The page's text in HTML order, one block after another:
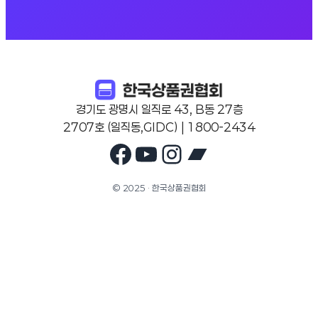
경기도 광명시 일직로 43, B동 27층
2707호 (일직동,GIDC) | 1800-2434
Facebook
YouTube
Instagram
© 2025 · 한국상품권협회